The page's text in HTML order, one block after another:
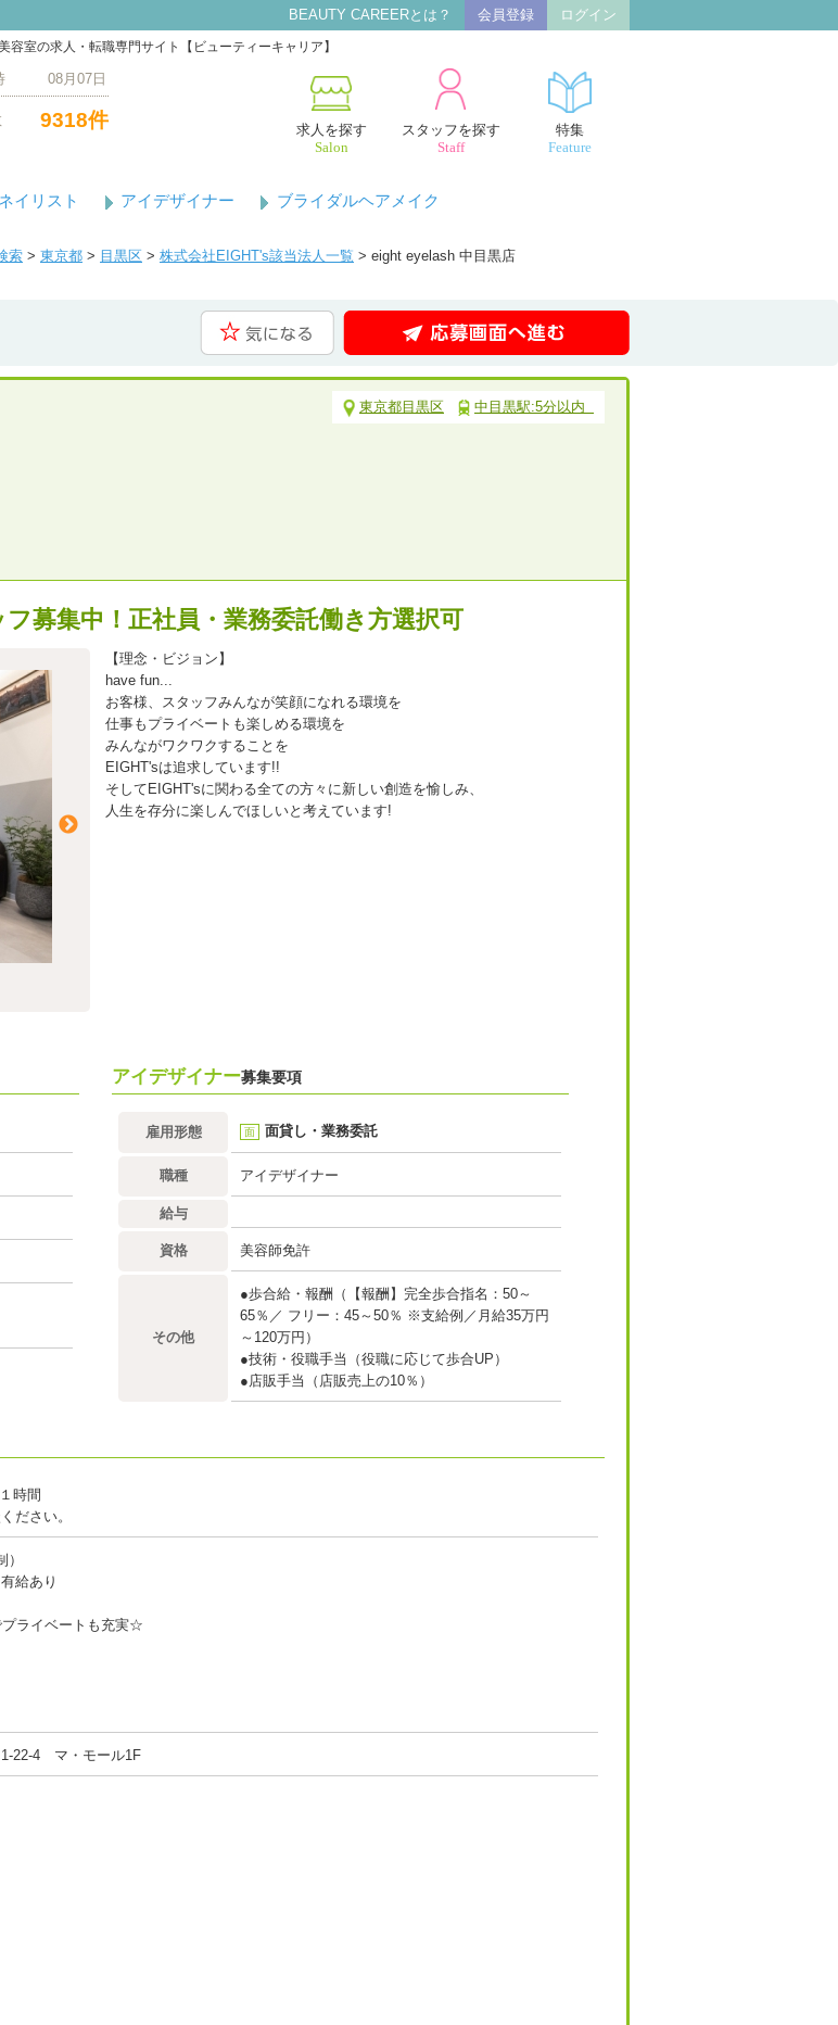
BEAUTY CAREERとは？ 会員登録 ログイン
室の求人・転職専門サイト【ビューティーキャリア】
08月07日
9318件 求人を探す
Salon
スタッフを探す
Staff
特集
Feature
ネイリスト アイデザイナー ブライダルヘアメイク
索 > 東京都 > 目黒区 > 株式会社EIGHT's該当法人一覧 > eight eyelash 中目黒店
東京都目黒区 中目黒駅:5分以内
募集中！正社員・業務委託働き方選択可
【理念・ビジョン】
have fun...
お客様、スタッフみんなが笑顔になれる環境を
仕事もプライベートも楽しめる環境を
みんながワクワクすることを
EIGHT'sは追求しています!!
そしてEIGHT'sに関わる全ての方々に新しい創造を愉しみ、
人生を存分に楽しんでほしいと考えています!
アイデザイナー募集要項
雇用形態 面 面貸し・業務委託
職種 アイデザイナー
給与
資格 美容師免許
その他
●歩合給・報酬（【報酬】完全歩合指名：50～
65％／ フリー：45～50％ ※支給例／月給35万円
～120万円）
●技術・役職手当（役職に応じて歩合UP）
●店販手当（店販売上の10％）
時間
ださい。
給あり
ライベートも充実☆
22-4 マ・モール1F